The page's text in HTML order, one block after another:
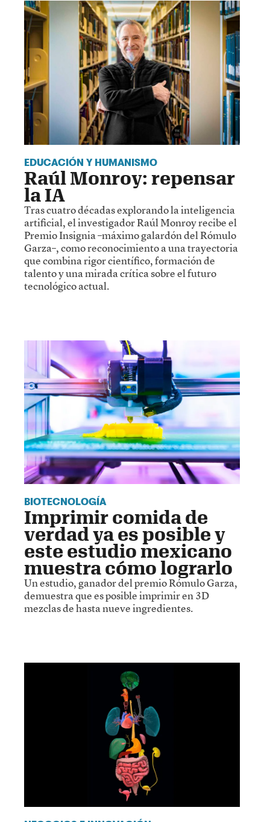
EDUCACIÓN Y HUMANISMO
Raúl Monroy: repensar
la IA
Tras cuatro décadas explorando la inteligencia
artificial, el investigador Raúl Monroy recibe el
Premio Insignia –máximo galardón del Rómulo
Garza–, como reconocimiento a una trayectoria
que combina rigor científico, formación de
talento y una mirada crítica sobre el futuro
tecnológico actual.
BIOTECNOLOGÍA
Imprimir comida de
verdad ya es posible y
este estudio mexicano
muestra cómo lograrlo
Un estudio, ganador del premio Rómulo Garza,
demuestra que es posible imprimir en 3D
mezclas de hasta nueve ingredientes.